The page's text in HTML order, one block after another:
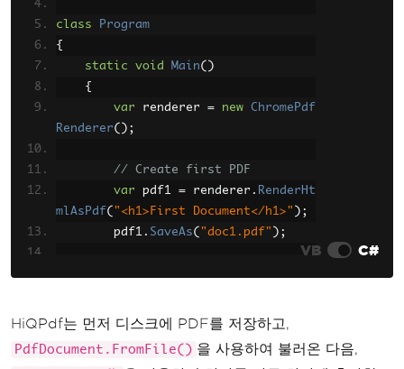
PdfDocument document1
ocument
PdfDocument document2 =
PdfD
ocument.FromFile
        document1
. WriteToFile("merge
d.pdf" );
class
Program
{
static
void Main()
{
var renderer = new
ChromePdf
Renderer();
// Create first PDF
var pdf1 = renderer . RenderHt
mlAsPdf( "<h1>First Document</h1>" );
        pdf1
. SaveAs( "doc1.pdf" );
mlAsPdf ( "<h1>Second Document</h1>"
VB C#
HiQPdf는 먼저 디스크에 PDF를 저장하고,
PdfDocument.FromFile() 을 사용하여 불러온 다음,